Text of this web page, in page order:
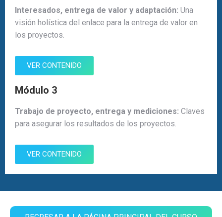
Interesados, entrega de valor y adaptación: Una
visión holística del enlace para la entrega de valor en
los proyectos.
VER CONTENIDO
Módulo 3
Trabajo de proyecto, entrega y mediciones: Claves
para asegurar los resultados de los proyectos.
VER CONTENIDO